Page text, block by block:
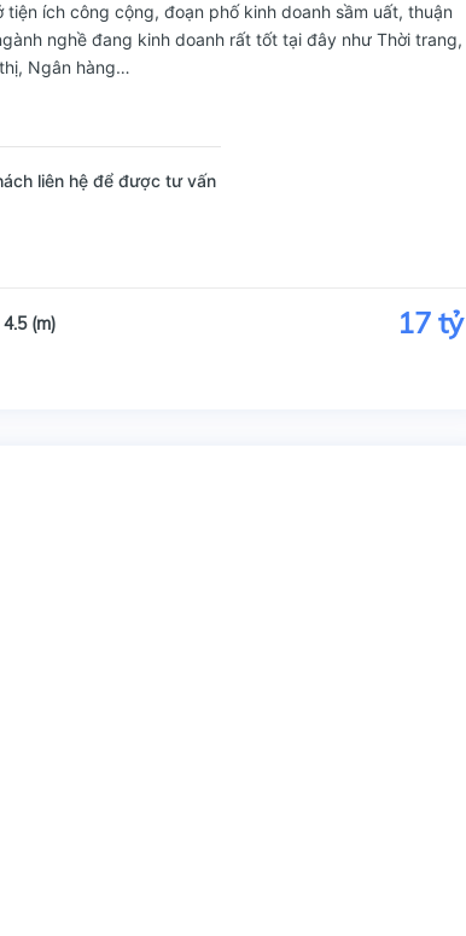
ích công cộng, đoạn phố kinh doanh sầm uất, thuận
nghề đang kinh doanh rất tốt tại đây như Thời trang,
Ngân hàng…
liên hệ để được tư vấn
4.5 (m) 17 tỷ